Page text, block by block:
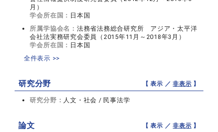
月）
学会所在国： 日本国
所属学協会名： 法務省法務総合研究所 アジア・太平洋
会社法実務研究会委員（2015年11月～2018年3月）
学会所在国： 日本国
全件表示 >>
研究分野 【 表示 ／非表示 】
研究分野： 人文・社会 / 民事法学
論文 【 表示 ／非表示 】